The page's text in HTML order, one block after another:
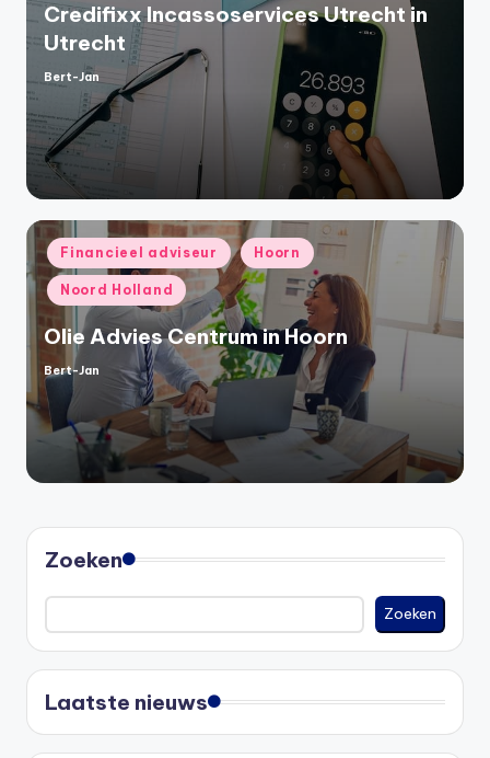
Credifixx Incassoservices Utrecht in
Utrecht
Geplaatst
Bert-Jan
Geplaatst
in
Financieel adviseur Hoorn
Noord Holland
Olie Advies Centrum in Hoorn
Geplaatst
door
Bert-Jan
Zoeken
Zoeken
Laatste nieuws